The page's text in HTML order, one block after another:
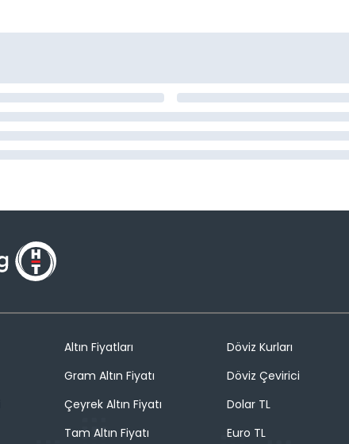
Altın Fiyatları
Gram Altın Fiyatı
Çeyrek Altın Fiyatı
Tam Altın Fiyatı
Döviz Kurları
Döviz Çevirici
Dolar TL
Euro TL